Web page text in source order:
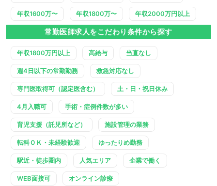
年収1600万〜 年収1800万〜 年収2000万円以上
常勤医師求人をこだわり条件から探す
年収1800万円以上 高給与 当直なし
週4日以下の常勤勤務 救急対応なし
専門医取得可（認定医含む） 土・日・祝日休み
4月入職可 手術・症例件数が多い
育児支援（託児所など） 施設管理の業務
転科ＯＫ・未経験歓迎 ゆったりめ勤務
駅近・徒歩圏内 人気エリア 企業で働く
WEB面接可 オンライン診療